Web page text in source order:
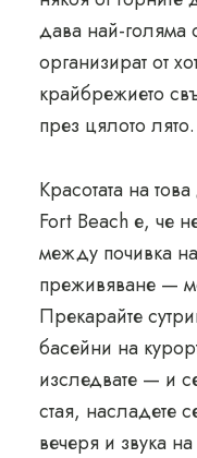
дава най-голяма
организират от
крайбрежието
през цялото лято.
Красотата на
Fort Beach е, че
между почивка
преживяване —
Прекарайте
басейни на
изследвате — и
стая, насладете
вечеря и звука